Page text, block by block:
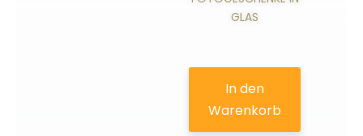
GLAS
In den
Warenkorb